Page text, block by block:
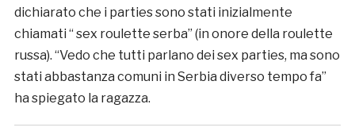
dichiarato che i parties sono stati inizialmente
chiamati “ sex roulette serba” (in onore della roulette
russa). “Vedo che tutti parlano dei sex parties, ma sono
stati abbastanza comuni in Serbia diverso tempo fa”
ha spiegato la ragazza.